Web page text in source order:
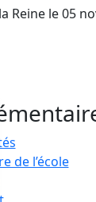
Reine le 05
de l’école